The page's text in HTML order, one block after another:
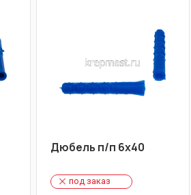
Дюбель п/п 6х40
под заказ